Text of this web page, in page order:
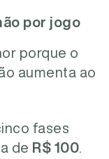
por jogo
porque o
aumenta ao
fases
de R$ 100